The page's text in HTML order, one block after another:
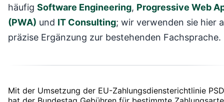
häufig Software Engineering, Progressive Web
(PWA) und IT Consulting; wir verwenden sie hier
präzise Ergänzung zur bestehenden Fachsprache.
Mit der Umsetzung der EU-Zahlungsdiensterichtlinie